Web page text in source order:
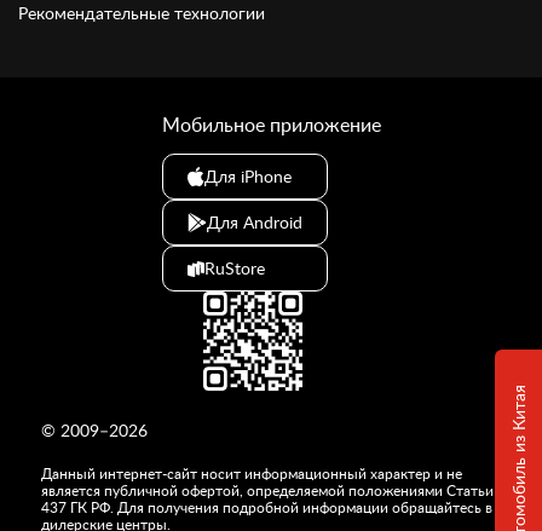
Рекомендательные технологии
© 2009–2026
Данный интернет-сайт носит информационный характер и не
является публичной офертой, определяемой положениями Статьи
437 ГК РФ. Для получения подробной информации обращайтесь в
дилерские центры.
Мобильное приложение
Для iPhone
Для Android
RuStore